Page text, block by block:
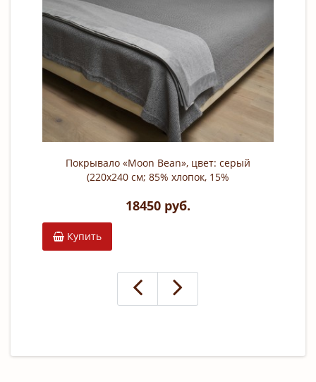
Покрывало «Moon Bean», цвет: серый
(220х240 см; 85% хлопок, 15%
18450 руб.
Купить